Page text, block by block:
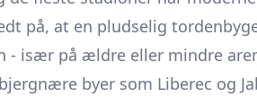
på, at en pludselig
- især på ældre eller mindre
byer som Liberec og